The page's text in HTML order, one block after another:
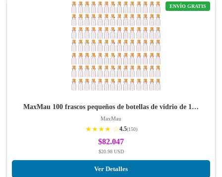
ENVÍO GRATIS
MaxMau 100 frascos pequeños de botellas de vidrio de 1…
MaxMau
★★★★ ☆4.5(150)
$82.047
$20.98 USD
Ver Detalles